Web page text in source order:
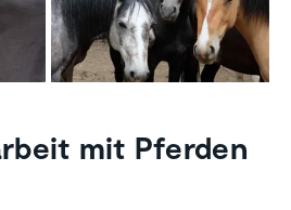
mit Pferden